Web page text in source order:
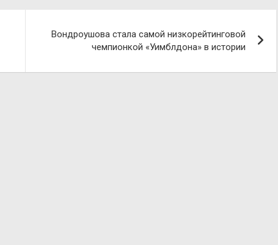
Вондроушова стала самой низкорейтинговой
чемпионкой «Уимблдона» в истории